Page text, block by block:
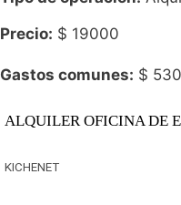
Precio: $ 19000
Gastos comunes: $
ALQUILER OFICINA DE
KICHENET